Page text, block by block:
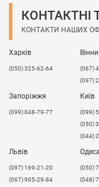
КОНТАКТНІ
КОНТАКТИ НАШИХ
Харків
(050) 325-62-64
(067)
(097)
Запоріжжя
(099) 048-79-77
Київ
(099)
(050)
(044)
Львів
​(097) 169-21-20
(067) 905-29-84
Одеса
(050)
(048)